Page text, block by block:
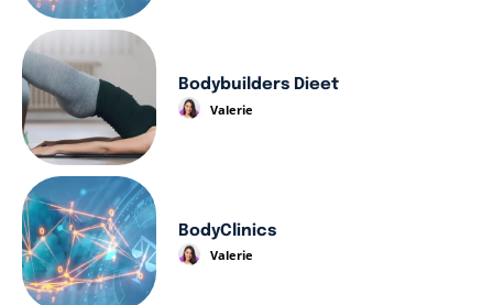
Bodybuilders Dieet
Valerie
BodyClinics
Valerie